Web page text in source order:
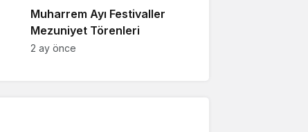
Muharrem Ayı Festivaller
Mezuniyet Törenleri
2 ay önce